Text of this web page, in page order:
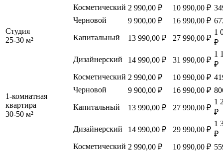
Студия
25-30 м²
Косметический 2 990,00 ₽ 10 990,00 ₽
Черновой
9 900,00 ₽ 16 990,00 ₽
Капитальный
13 990,00 ₽ 27 990,00 ₽
1
₽
Дизайнерский
14 990,00 ₽ 31 990,00 ₽
1
₽
1-комнатная
квартира
30-50 м²
Косметический 2 990,00 ₽ 10 990,00 ₽
Черновой
9 900,00 ₽ 16 990,00 ₽
Капитальный
13 990,00 ₽ 27 990,00 ₽
1
₽
Дизайнерский
14 990,00 ₽ 29 990,00 ₽
1
₽
Косметический 2 990,00 ₽ 10 990,00 ₽